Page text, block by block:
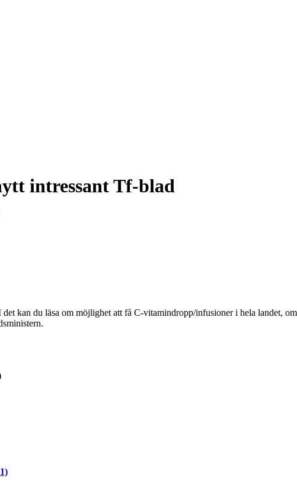
intressant Tf-blad
kan du läsa om möjlighet att få C-vitamindropp/infusioner i hela landet,